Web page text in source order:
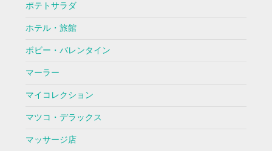
ポテトサラダ
ホテル・旅館
ボビー・バレンタイン
マーラー
マイコレクション
マツコ・デラックス
マッサージ店